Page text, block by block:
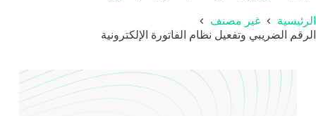
الرئيسية
غير مصنف
الرقم الضريبي وتفعيل نظام الفاتورة الإلكترونية